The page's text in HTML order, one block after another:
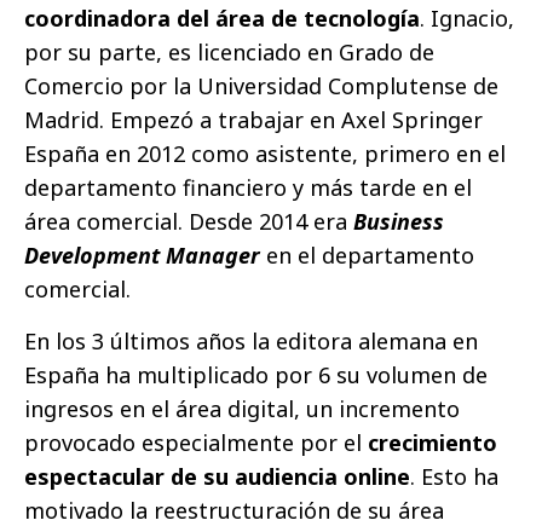
coordinadora del área de tecnología. Ignacio,
por su parte, es licenciado en Grado de
Comercio por la Universidad Complutense de
Madrid. Empezó a trabajar en Axel Springer
España en 2012 como asistente, primero en el
departamento financiero y más tarde en el
área comercial. Desde 2014 era Business
Development Manageren el departamento
comercial.
En los 3 últimos años la editora alemana en
España ha multiplicado por 6 su volumen de
ingresos en el área digital, un incremento
provocado especialmente por el crecimiento
espectacular de su audiencia online. Esto ha
motivado la reestructuración de su área